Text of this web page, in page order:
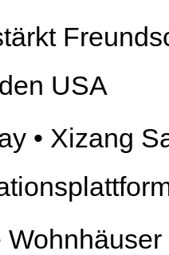
USA
• Xizang